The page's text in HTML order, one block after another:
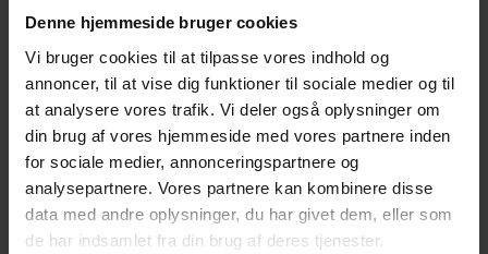
Denne hjemmeside bruger cookies
Vi bruger cookies til at tilpasse vores indhold og
annoncer, til at vise dig funktioner til sociale medier og til
at analysere vores trafik. Vi deler også oplysninger om
din brug af vores hjemmeside med vores partnere inden
for sociale medier, annonceringspartnere og
analysepartnere. Vores partnere kan kombinere disse
data med andre oplysninger, du har givet dem, eller som
de har indsamlet fra din brug af deres tjenester.
Bluetooth parringsguide
Ofte stillede spørgsmål
Produktdokumenter